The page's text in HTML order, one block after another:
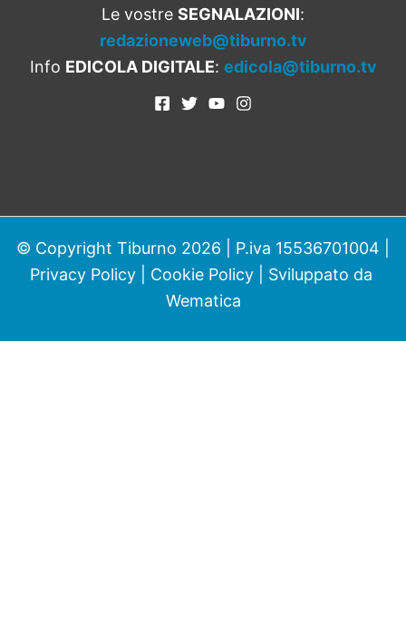
Le vostre SEGNALAZIONI:
redazioneweb@tiburno.tv
Info EDICOLA DIGITALE: edicola@tiburno.tv
© Copyright Tiburno 2026 | P.iva 15536701004 |
Privacy Policy| Cookie Policy| Sviluppato da
Wematica